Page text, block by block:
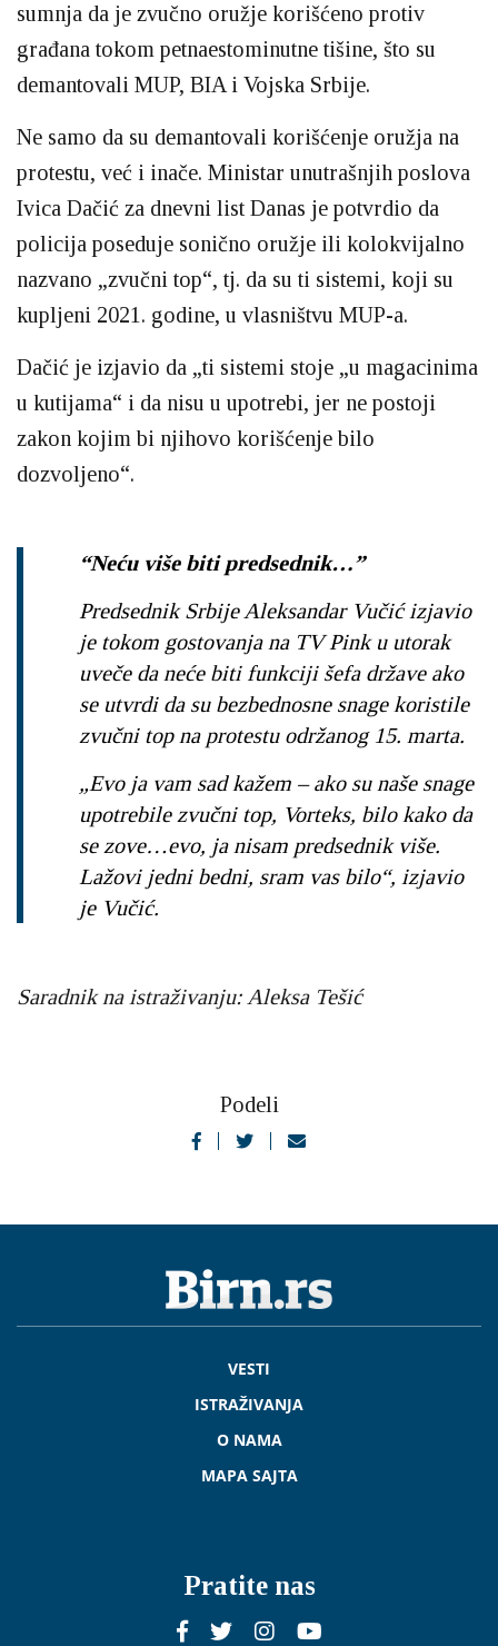
sumnja da je zvučno oružje korišćeno protiv
građana tokom petnaestominutne tišine, što su
demantovali MUP, BIA i Vojska Srbije.
Ne samo da su demantovali korišćenje oružja na
protestu, već i inače. Ministar unutrašnjih poslova
Ivica Dačić za dnevni list Danas je potvrdio da
policija poseduje sonično oružje ili kolokvijalno
nazvano „zvučni top“, tj. da su ti sistemi, koji su
kupljeni 2021. godine, u vlasništvu MUP-a.
Dačić je izjavio da „ti sistemi stoje „u magacinima
u kutijama“ i da nisu u upotrebi, jer ne postoji
zakon kojim bi njihovo korišćenje bilo
dozvoljeno“.
“Neću više biti predsednik…”
Predsednik Srbije Aleksandar Vučić izjavio
je tokom gostovanja na TV Pink u utorak
uveče da neće biti funkciji šefa države ako
se utvrdi da su bezbednosne snage koristile
zvučni top na protestu održanog 15. marta.
„Evo ja vam sad kažem – ako su naše snage
upotrebile zvučni top, Vorteks, bilo kako da
se zove…evo, ja nisam predsednik više.
Lažovi jedni bedni, sram vas bilo“, izjavio
je Vučić.
Saradnik na istraživanju: Aleksa Tešić
Podeli
VESTI
ISTRAŽIVANJA
O NAMA
MAPA SAJTA
Pratite nas